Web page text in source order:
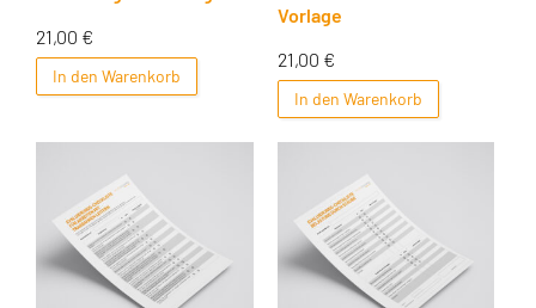
21,00 €
In den Warenkorb
Vorlage
21,00 €
In den Warenkorb